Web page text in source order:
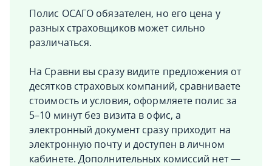
Полис ОСАГО обязателен, но его цена у
разных страховщиков может сильно
различаться.
На Сравни вы сразу видите предложения от
десятков страховых компаний, сравниваете
стоимость и условия, оформляете полис за
5–10 минут без визита в офис, а
электронный документ сразу приходит на
электронную почту и доступен в личном
кабинете. Дополнительных комиссий нет —